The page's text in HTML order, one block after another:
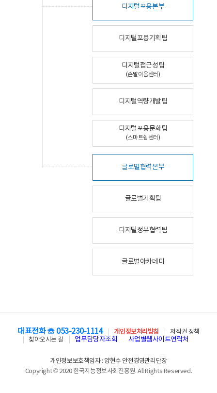
디지털포용본부
디지털포용기획팀
디지털접근성팀
(손말이음센터)
디지털역량개발팀
디지털포용문화팀
(스마트쉼센터)
글로벌협력본부
글로벌기획팀
디지털정부협력팀
글로벌아카데미
대표전화 ☏ 053-230-1114 개인정보처리방침
저작권 정책
찾아오시는 길
업무담당자조회 사업별웹사이트연락처
개인정보보호책임자 : 양현수 안전경영관리단장
Copyright © 2020 한국지능정보사회진흥원. All Rights Reserved.